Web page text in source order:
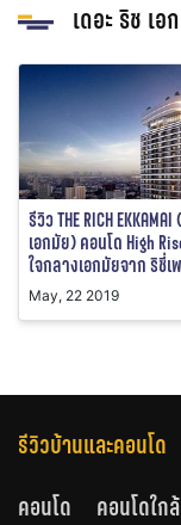
เดอะ ริช เอ
รีวิว THE RICH
เอกมัย) คอนโด High
ใจกลางเอกมัยจาก ริชี่เ
May, 22 2019
รีวิวบ้านและคอนโด
คอนโด
คอนโดใก